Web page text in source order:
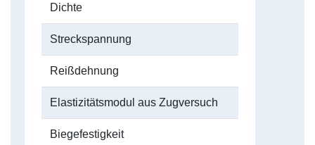
Dichte
Streckspannung
Reißdehnung
Elastizitätsmodul aus Zugversuch
Biegefestigkeit